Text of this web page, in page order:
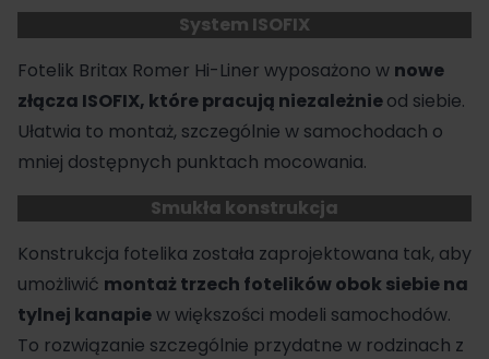
System ISOFIX
Fotelik Britax Romer Hi-Liner wyposażono w nowe
złącza ISOFIX, które pracują niezależnieod siebie.
Ułatwia to montaż, szczególnie w samochodach o
mniej dostępnych punktach mocowania.
Smukła konstrukcja
Konstrukcja fotelika została zaprojektowana tak, aby
umożliwić montaż trzech fotelików obok siebie na
tylnej kanapiew większości modeli samochodów.
To rozwiązanie szczególnie przydatne w rodzinach z